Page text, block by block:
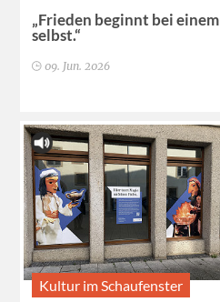
„Frieden beginnt bei einem
selbst.“
09. Jun. 2026
Kultur im Schaufenster